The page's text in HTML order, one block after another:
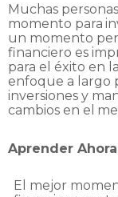
Muchas personas
momento para
un momento
financiero es
para el éxito en
enfoque a largo
inversiones y
cambios en el
Aprender
El mejor